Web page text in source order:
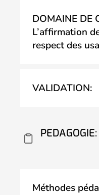
DOMAINE DE
L’affirmation
respect des
VALIDATION:
PEDAGOGIE:
Méthodes